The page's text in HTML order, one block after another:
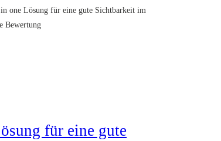
one Lösung für eine gute Sichtbarkeit im
Bewertung
für eine gute